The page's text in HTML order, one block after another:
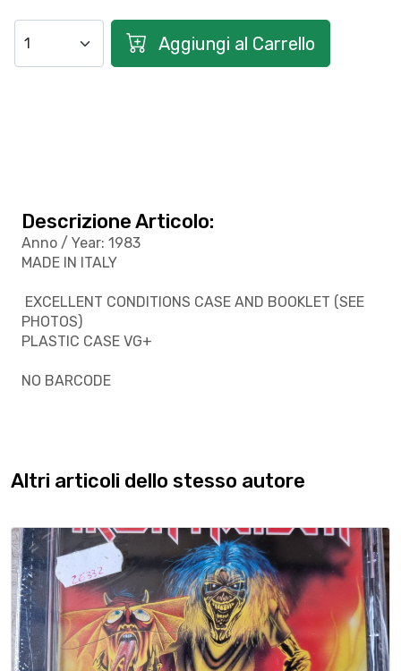
Aggiungi al Carrello
Descrizione Articolo:
Anno / Year: 1983
MADE IN ITALY
EXCELLENT CONDITIONS CASE AND BOOKLET (SEE
PHOTOS)
PLASTIC CASE VG+
NO BARCODE
Altri articoli dello stesso autore